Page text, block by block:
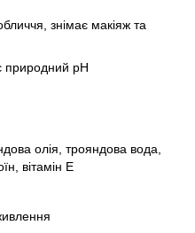
знімає макіяж та
природний pH
олія, трояндова вода,
вітамін Е